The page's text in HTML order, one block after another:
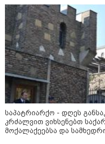
მივაგოთ აგვისტოს ომში
საპატრიარქო - დღეს
კრძალვით ვიხსენებთ
მოქალაქეებსა და